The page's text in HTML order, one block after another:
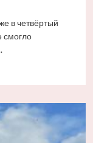
в четвёртый
смогло